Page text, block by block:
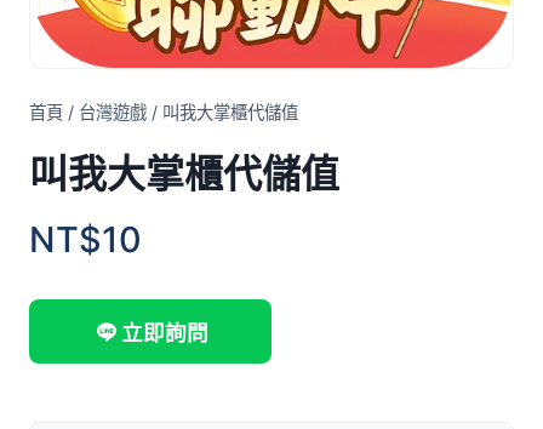
首頁 / 台灣遊戲 / 叫我大掌櫃代儲值
叫我大掌櫃代儲值
NT$10
立即詢問